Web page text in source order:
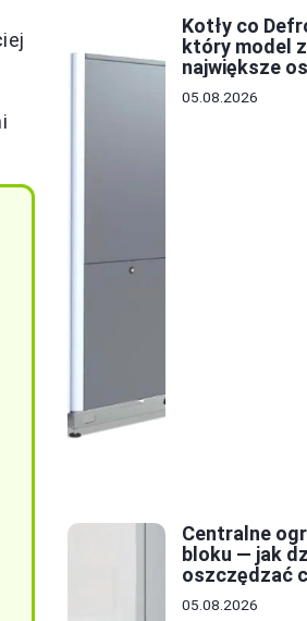
Kotły co
który model
największe
05.08.2026
Centralne
bloku — jak
oszczędzać
05.08.2026